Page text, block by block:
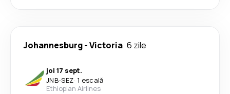
Johannesburg-Victoria 6 zile
joi 17 sept.
JNB-SEZ· 1 escală
Ethiopian Airlines